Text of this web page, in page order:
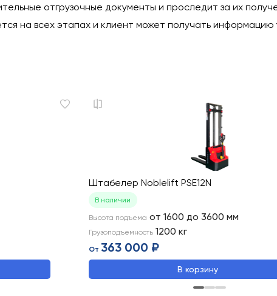
отгрузочные документы и проследит за их
на всех этапах и клиент может получать
Штабелер Noblelift PSE12N
В наличии
Высота подъема от 1600 до 3600 мм
Грузоподъемность 1200 кг
От363 000 ₽
В корзину